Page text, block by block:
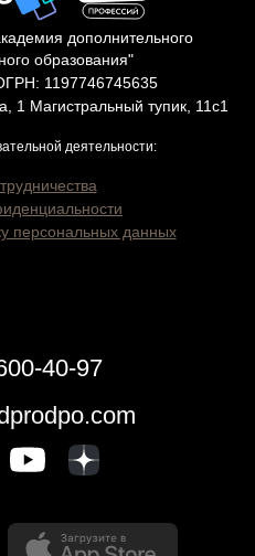
дополнительного
образования"
1197746745635
1 Магистральный тупик, 11с1
деятельности:
персональных данных
40-97